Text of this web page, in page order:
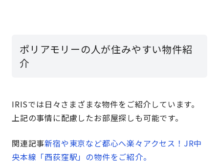
ポリアモリーの人が住みやすい物件紹
介
IRISでは日々さまざまな物件をご紹介しています。
上記の事情に配慮したお部屋探しも可能です。
関連記事新宿や東京など都心へ楽々アクセス！JR中
央本線「西荻窪駅」の物件をご紹介。